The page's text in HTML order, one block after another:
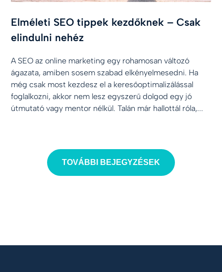
Elméleti SEO tippek kezdőknek – Csak
elindulni nehéz
A SEO az online marketing egy rohamosan változó
ágazata, amiben sosem szabad elkényelmesedni. Ha
még csak most kezdesz el a keresőoptimalizálással
foglalkozni, akkor nem lesz egyszerű dolgod egy jó
útmutató vagy mentor nélkül. Talán már hallottál róla,...
TOVÁBBI BEJEGYZÉSEK